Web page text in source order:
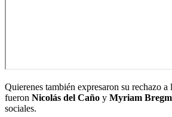
Quierenes también expresaron su rechazo a
fueron Nicolás del Caño y Myriam
sociales.